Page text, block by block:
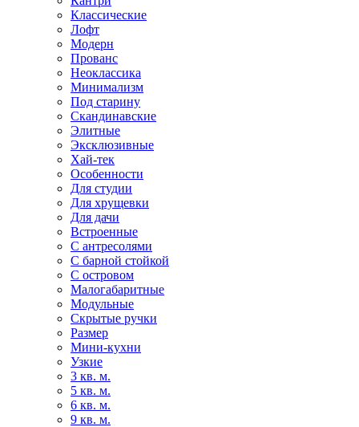
Классические
Лофт
Модерн
Прованс
Неоклассика
Минимализм
Под старину
Скандинавские
Элитные
Эксклюзивные
Хай-тек
Особенности
Для студии
Для хрущевки
Для дачи
Встроенные
С антресолями
С барной стойкой
С островом
Малогабаритные
Модульные
Скрытые ручки
Размер
Мини-кухни
Узкие
3 кв. м.
5 кв. м.
6 кв. м.
9 кв. м.